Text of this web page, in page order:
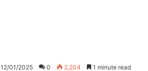
12/01/2025 0 2,204 1 minute read